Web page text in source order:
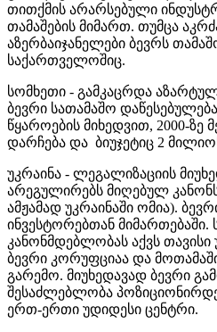
თითქმის არარსებული
თამაშების მიმართ. თუმცა
აზერბაიჯანელები ბევრს
საქართველოშიც.
სომხეთი - გამკაცრდა
ბევრი სათამაშო
წყაროების მიხედვით, 2000-ზე
დარჩება და ბიუჯეტიც 2
უკრაინა - ლეგალიზაციის
არეგულირებს მიღებულ
ამჟამად უკრაინაში ომია).
ინვესტორებთან მიმართებაში.
კანონმდებლობას აქვს
ბევრი კორუფციაა და
გარემო. მიუხედავად ბევრი
შესაძლებლობა
ერთ-ერთი უდიდესი ცენტრი.